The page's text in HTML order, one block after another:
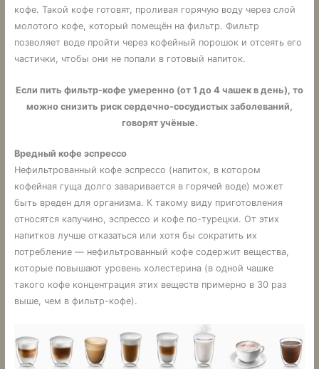
кофе. Такой кофе готовят, проливая горячую воду через слой
молотого кофе, который помещён на фильтр. Фильтр
позволяет воде пройти через кофейный порошок и отсеять его
частички, чтобы они не попали в готовый напиток.
Если пить фильтр-кофе умеренно (от 1 до 4 чашек в день), то
можно снизить риск сердечно-сосудистых заболеваний,
говорят учёные.
Вредный кофе эспрессо
Нефильтрованный кофе эспрессо (напиток, в котором
кофейная гуща долго заваривается в горячей воде) может
быть вреден для организма. К такому виду приготовления
относятся капучино, эспрессо и кофе по-турецки. От этих
напитков лучше отказаться или хотя бы сократить их
потребление — нефильтрованный кофе содержит вещества,
которые повышают уровень холестерина (в одной чашке
такого кофе концентрация этих веществ примерно в 30 раз
выше, чем в фильтр-кофе).